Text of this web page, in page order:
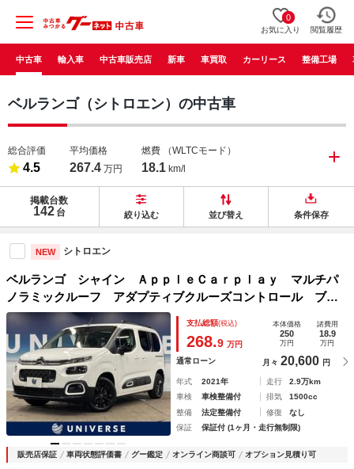
0
お気に入り 閲覧履歴
中古車 輸入車 中古車販売店 新車 車買取 カーリース 整備工場
ベルランゴ（シトロエン）の中古車
総合評価
4.5
平均価格
267.4 万円
燃費 （WLTCモード）
18.1 km/l
掲載台数
142 台 絞り込む 並び替え 条件保存
NEW シトロエン
ベルランゴ シャイン ＡｐｐｌｅＣａｒｐｌａｙ マルチパ
ノラミックルーフ アダプティブクルーズコントロール ブラ
インドスポットモニター フロント・サイド・バックソナー
純正１６インチブラック塗装アルミ ＥＴＣ 禁煙車
支払総額(税込)
268.9 万円
本体価格
250
万円
諸費用
18.9
万円
通常ローン 月々 20,600 円
年式 2021年 走行
2.9万km
車検
車検整備付 排気
1500cc
整備
法定整備付 修復
なし
保証
保証付 (1ヶ月・走行無制限)
販売店保証 車両状態評価書 グー鑑定 オンライン商談可 オプション見積り可